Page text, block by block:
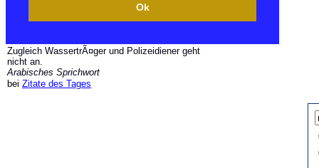
Ok
Zugleich WassertrÃ¤ger und Polizeidiener geht
nicht an.
Arabisches Sprichwort
bei Zitate des Tages